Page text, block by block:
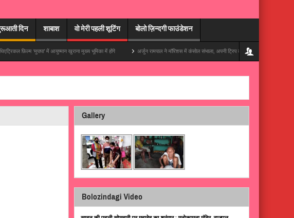
दिन शाबाश वो मेरी पहली शूटिंग बोलो ज़िन्दगी फाउंडेशन
‘मुपापा’ में आयुष्मान खुराना मुख्य भूमिका में होंगे अर्जुन रामपाल ने मॉरिशस में कंसोल संभाला, अपनी ट्रिप की एक ज़बरदस्त झलक दिखाई
Gallery
Bolozindagi Video